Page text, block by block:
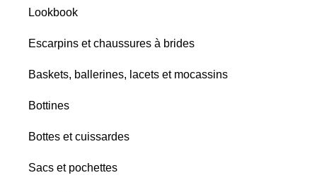
Tous
Chiné
Satins
nuances
Lookbook
Escarpins et chaussures à brides
Baskets, ballerines, lacets et mocassins
Bottines
Bottes et cuissardes
Sacs et pochettes